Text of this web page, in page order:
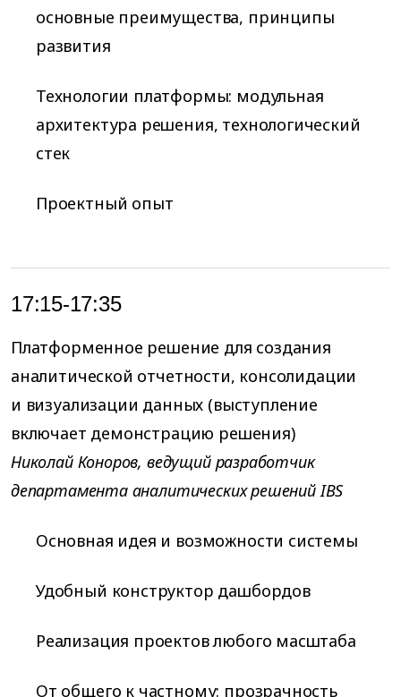
основные преимущества, принципы
развития
Технологии платформы: модульная
архитектура решения, технологический
стек
Проектный опыт
17:15-17:35
Платформенное решение для создания
аналитической отчетности, консолидации
и визуализации данных (выступление
включает демонстрацию решения)
Николай Коноров, ведущий разработчик
департамента аналитических решений IBS
Основная идея и возможности системы
Удобный конструктор дашбордов
Реализация проектов любого масштаба
От общего к частному: прозрачность